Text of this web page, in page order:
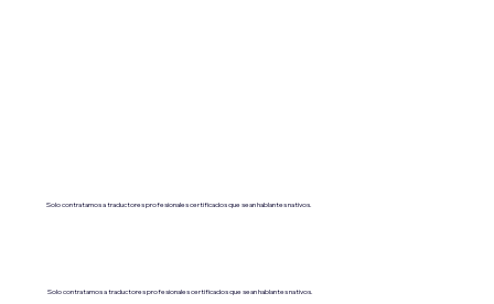
Solo contratamos a traductores profesionales certificados que sean hablantes nativos.
Solo contratamos a traductores profesionales certificados que sean hablantes nativos.